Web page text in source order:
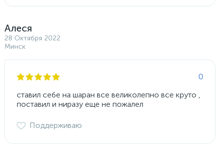
Алеся
28 Октября 2022
Минск
0
ставил себе на шаран все великолепно все круто ,
поставил и ниразу еще не пожалел
Поддерживаю